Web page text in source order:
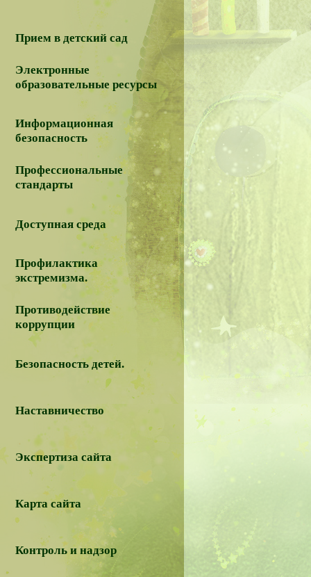
Прием в детский сад
Электронные
образовательные ресурсы
Информационная
безопасность
Профессиональные
стандарты
Доступная среда
Профилактика
экстремизма.
Противодействие
коррупции
Безопасность детей.
Наставничество
Экспертиза сайта
Карта сайта
Контроль и надзор